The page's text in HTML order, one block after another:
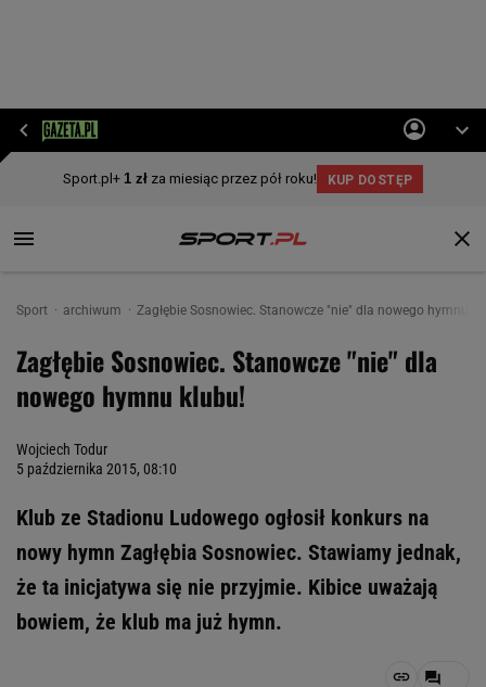
Sport archiwum Zagłębie Sosnowiec. Stanowcze "nie" dla nowego hymnu
Zagłębie Sosnowiec. Stanowcze "nie" dla
nowego hymnu klubu!
Wojciech Todur
5 października 2015, 08:10
Klub ze Stadionu Ludowego ogłosił konkurs na
nowy hymn Zagłębia Sosnowiec. Stawiamy jednak,
że ta inicjatywa się nie przyjmie. Kibice uważają
bowiem, że klub ma już hymn.